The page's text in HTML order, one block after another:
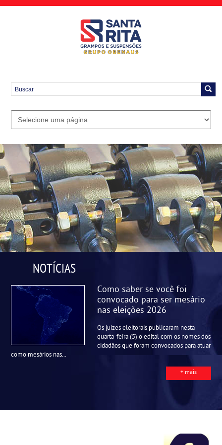
NOTÍCIAS
Como saber se você foi
convocado para ser mesário
nas eleições 2026
Os juízes eleitorais publicaram nesta
quarta-feira (5) o edital com os nomes dos
cidadãos que foram convocados para atuar
como mesários nas...
+ mais